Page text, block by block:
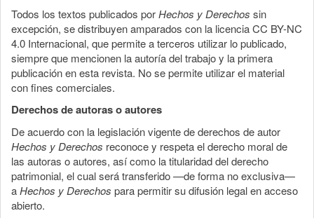
Todos los textos publicados porHechos y Derechos sin
excepción, se distribuyen amparados con la licencia CC BY-NC
4.0 Internacional, que permite a terceros utilizar lo publicado,
siempre que mencionen la autoría del trabajo y la primera
publicación en esta revista. No se permite utilizar el material
con fines comerciales.
Derechos de autoras o autores
De acuerdo con la legislación vigente de derechos de autor
Hechos y Derechos reconoce y respeta el derecho moral de
las autoras o autores, así como la titularidad del derecho
patrimonial, el cual será transferido —de forma no exclusiva—
aHechos y Derechos para permitir su difusión legal en acceso
abierto.